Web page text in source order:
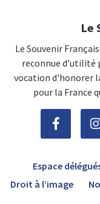
Le
Le Souvenir
reconnue d’utilité
vocation d'honorer
pour la France
Espace
Droit à l’image